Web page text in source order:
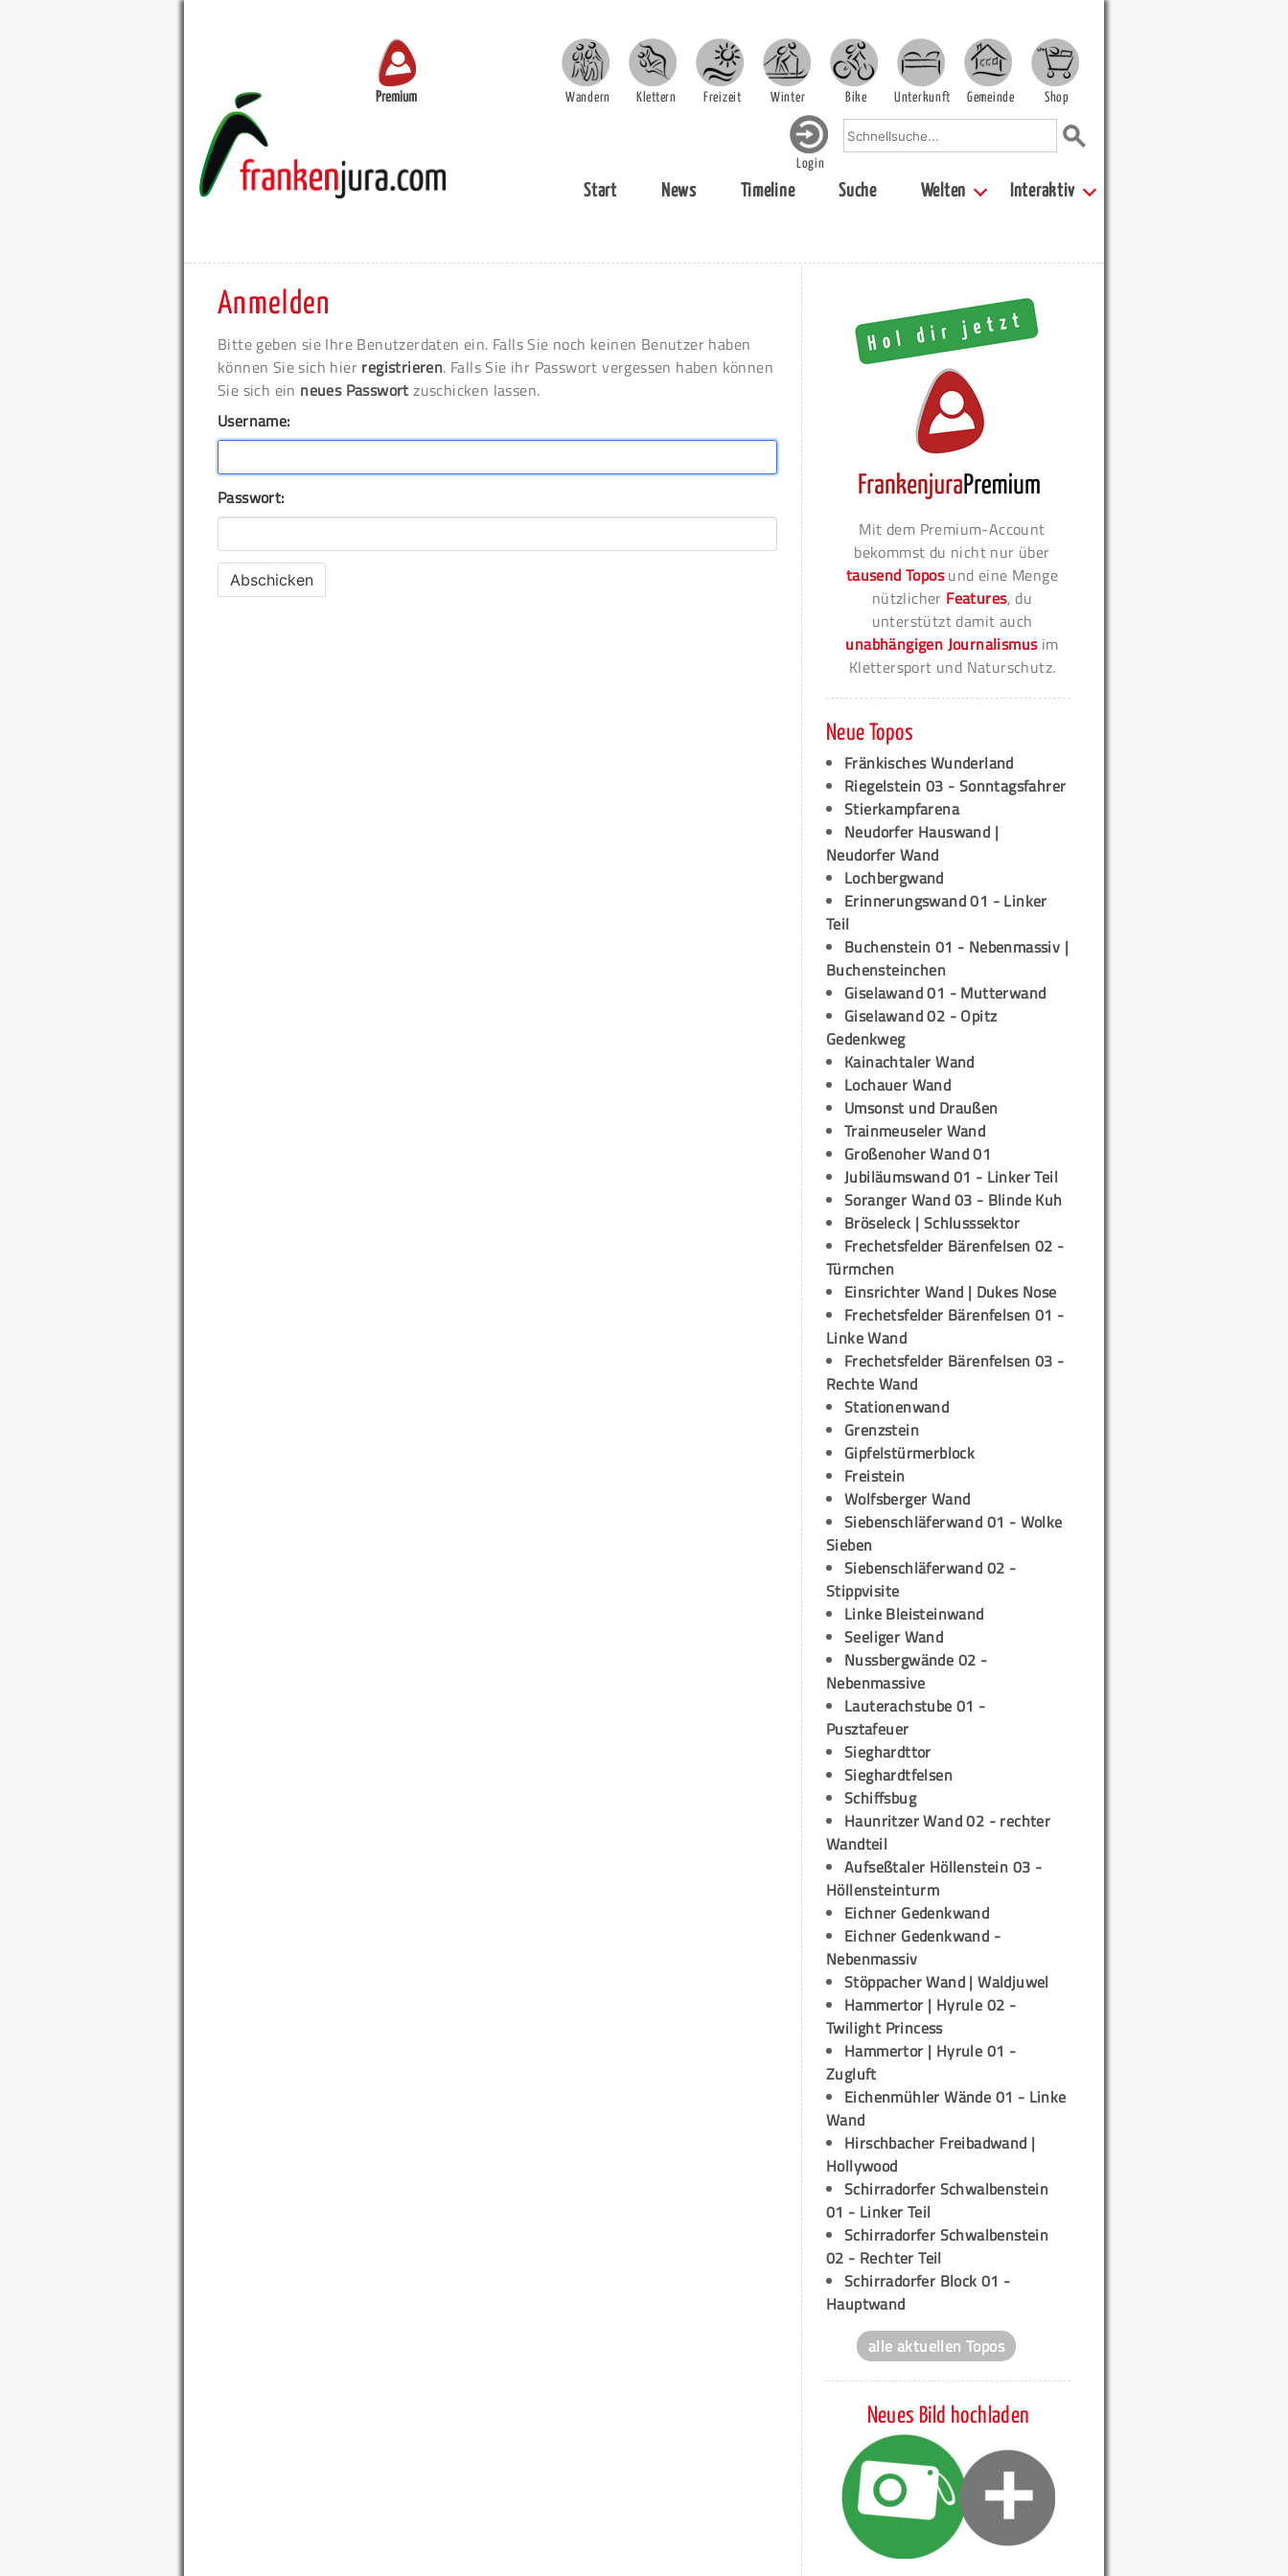
Premium Wandern Klettern Freizeit Winter Bike Unterkunft Gemeinde Shop
Login
Start News Timeline Suche Welten Interaktiv
Anmelden
Bitte geben sie Ihre Benutzerdaten ein. Falls Sie noch keinen Benutzer haben
können Sie sich hier registrieren. Falls Sie ihr Passwort vergessen haben können
Sie sich ein neues Passwort zuschicken lassen.
Username:
Passwort:
Mit dem Premium-Account
bekommst du nicht nur über
tausend Toposund eine Menge
nützlicher Features, du
unterstützt damit auch
unabhängigen Journalismusim
Klettersport und Naturschutz.
Neue Topos
Fränkisches Wunderland
Riegelstein 03 - Sonntagsfahrer
Stierkampfarena
Neudorfer Hauswand |
Neudorfer Wand
Lochbergwand
Erinnerungswand 01 - Linker
Teil
Buchenstein 01 - Nebenmassiv |
Buchensteinchen
Giselawand 01 - Mutterwand
Giselawand 02 - Opitz
Gedenkweg
Kainachtaler Wand
Lochauer Wand
Umsonst und Draußen
Trainmeuseler Wand
Großenoher Wand 01
Jubiläumswand 01 - Linker Teil
Soranger Wand 03 - Blinde Kuh
Bröseleck | Schlusssektor
Frechetsfelder Bärenfelsen 02 -
Türmchen
Einsrichter Wand | Dukes Nose
Frechetsfelder Bärenfelsen 01 -
Linke Wand
Frechetsfelder Bärenfelsen 03 -
Rechte Wand
Stationenwand
Grenzstein
Gipfelstürmerblock
Freistein
Wolfsberger Wand
Siebenschläferwand 01 - Wolke
Sieben
Siebenschläferwand 02 -
Stippvisite
Linke Bleisteinwand
Seeliger Wand
Nussbergwände 02 -
Nebenmassive
Lauterachstube 01 -
Pusztafeuer
Sieghardttor
Sieghardtfelsen
Schiffsbug
Haunritzer Wand 02 - rechter
Wandteil
Aufseßtaler Höllenstein 03 -
Höllensteinturm
Eichner Gedenkwand
Eichner Gedenkwand -
Nebenmassiv
Stöppacher Wand | Waldjuwel
Hammertor | Hyrule 02 -
Twilight Princess
Hammertor | Hyrule 01 -
Zugluft
Eichenmühler Wände 01 - Linke
Wand
Hirschbacher Freibadwand |
Hollywood
Schirradorfer Schwalbenstein
01 - Linker Teil
Schirradorfer Schwalbenstein
02 - Rechter Teil
Schirradorfer Block 01 -
Hauptwand
alle aktuellen Topos
Neues Bild hochladen